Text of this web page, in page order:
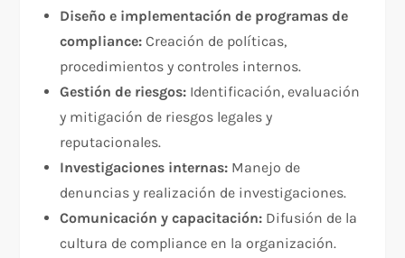
Diseño e implementación de programas de
compliance: Creación de políticas,
procedimientos y controles internos.
Gestión de riesgos: Identificación, evaluación
y mitigación de riesgos legales y
reputacionales.
Investigaciones internas: Manejo de
denuncias y realización de investigaciones.
Comunicación y capacitación: Difusión de la
cultura de compliance en la organización.